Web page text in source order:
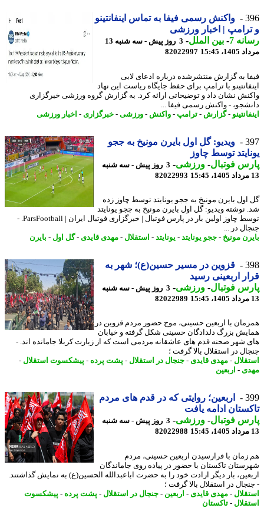
واکنش رسمی فیفا به تماس اینفانتینو
| اخبار ورزشی
7
-بین الملل-
3 روز پیش - سه شنبه 13
15:45
82022997
به گزارش منتشرشده درباره ادعای لابی
با ترامپ برای حفظ جایگاه ریاست این نهاد
نشان داد و توضیحاتی ارائه کرد. به گزارش گروه ورزشی خبرگزاری
- واکنش رسمی فیفا ...
-گزارش -ترامپ -واکنش-ورزشی -خبرگزاری - اخبار ورزشی
ویدیو: گل اول بایرن مونیخ به ججو
توسط چاوز
فوتبال-ورزشی-
3 روز پیش - سه شنبه
82022993
بایرن مونیخ به ججو یونایتد توسط چاوز زده
نوشته ویدیو: گل اول بایرن مونیخ به ججو یونایتد
توسط چاوز اولین بار در پارس فوتبال | خبرگزاری فوتبال ایران | ParsFootball. -
در ...
مونیخ-ججو یونایتد-یونایتد-استقلال-مهدی قایدی-گل اول-بایرن
قزوین در مسیر حسین(ع)؛ شهر به
اربعینی رسید
فوتبال-ورزشی-
3 روز پیش - سه شنبه
82022989
با اربعین حسینی، موج حضور مردم قزوین در
بزرگ دلدادگان حسینی شکل گرفته و خیابان
شهر صحنه قدم های عاشقانه مردمی است که از زیارت کربلا جامانده اند. -
در استقلال بالا گرفت ؛
-مهدی قایدی-جنجال در استقلال-پشت پرده - پیشکسوت استقلال-
-اربعین
اربعین؛ روایتی که در قدم های مردم
ادامه یافت
فوتبال-ورزشی-
3 روز پیش - سه شنبه
82022988
با فرارسیدن اربعین حسینی، مردم
تاکستان با حضور در پیاده روی جاماندگان
بار دیگر ارادت خود را به حضرت اباعبدالله الحسین(ع) به نمایش گذاشتند.
در استقلال بالا گرفت ؛
-مهدی قایدی-اربعین -جنجال در استقلال-پشت پرده - پیشکسوت
-تاکستان